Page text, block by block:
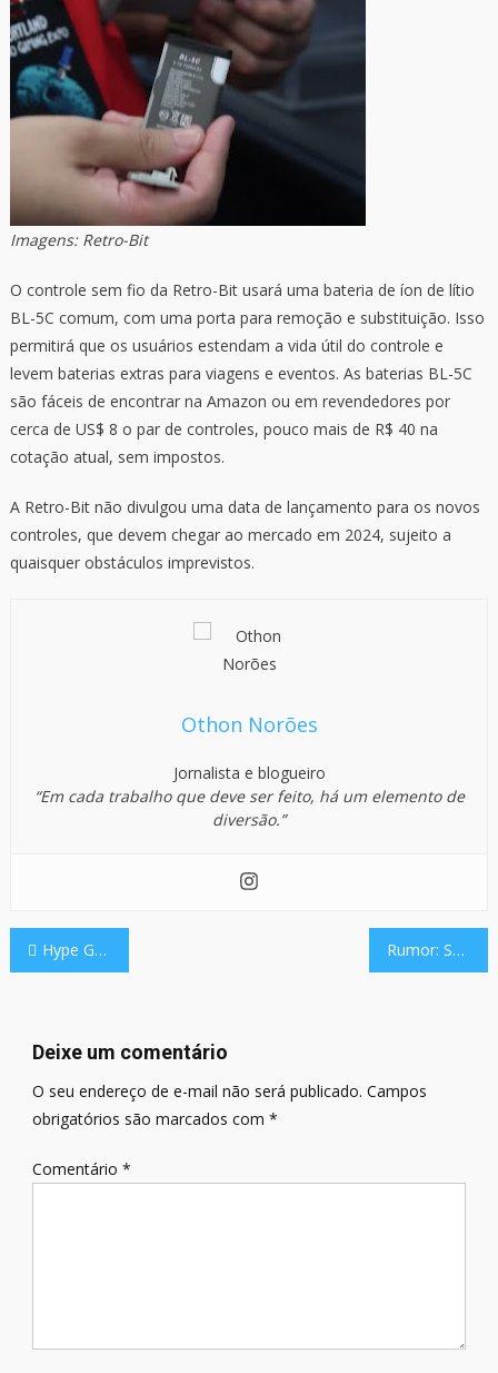
Imagens: Retro-Bit
O controle sem fio da Retro-Bit usará uma bateria de íon de lítio
BL-5C comum, com uma porta para remoção e substituição. Isso
permitirá que os usuários estendam a vida útil do controle e
levem baterias extras para viagens e eventos. As baterias BL-5C
são fáceis de encontrar na Amazon ou em revendedores por
cerca de US$ 8 o par de controles, pouco mais de R$ 40 na
cotação atual, sem impostos.
A Retro-Bit não divulgou uma data de lançamento para os novos
controles, que devem chegar ao mercado em 2024, sujeito a
quaisquer obstáculos imprevistos.
Othon Norões
Jornalista e blogueiro
“Em cada trabalho que deve ser feito, há um elemento de
diversão.”
Navegação
Post
Hype Games, da Level Up, disponibiliza Super Mario Wonder para compra Rumor: Sony vem trabalhando no PlayStation 5 Pro, a ser lançado em 2024
Deixe um comentário
O seu endereço de e-mail não será publicado. Campos
obrigatórios são marcados com *
Comentário *